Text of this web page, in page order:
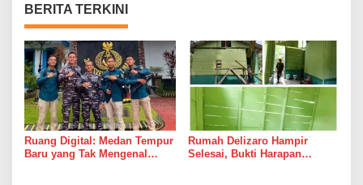
BERITA TERKINI
Ruang Digital: Medan Tempur
Baru yang Tak Mengenal
Rumah Delizaro Hampir
Selesai, Bukti Harapan